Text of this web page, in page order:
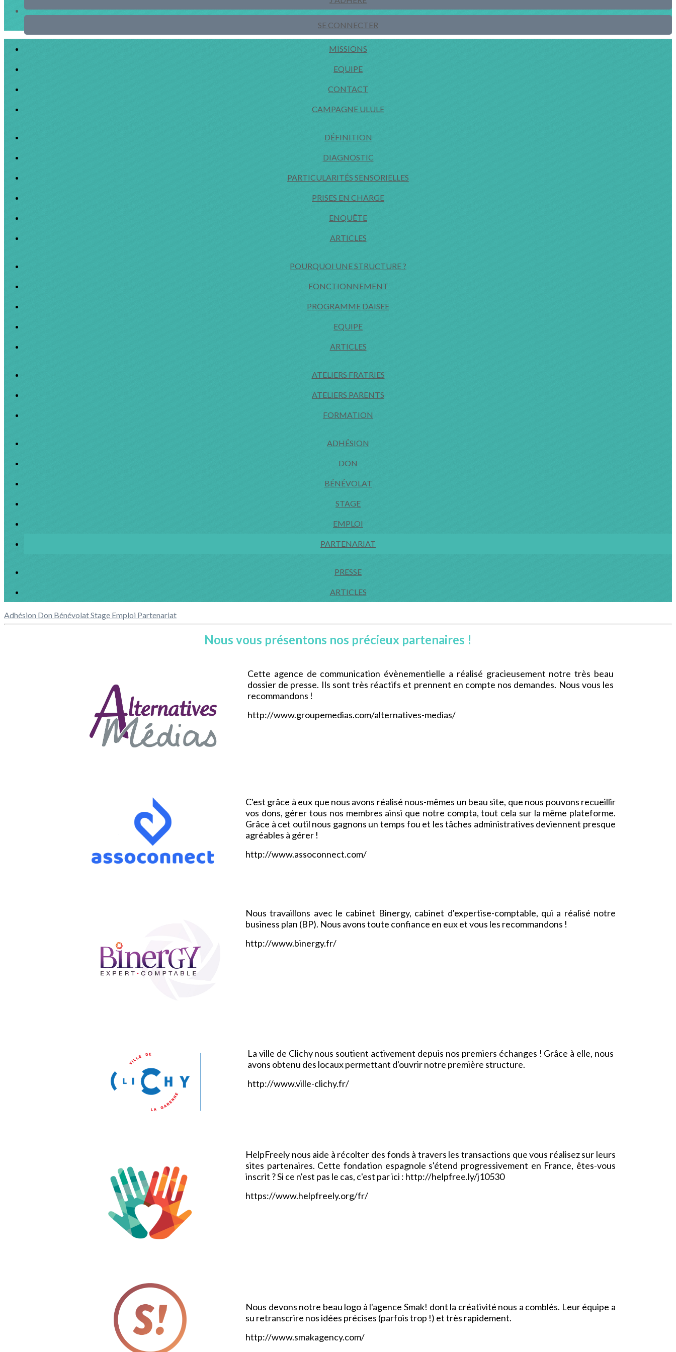
SE CONNECTER
MISSIONS
EQUIPE
CONTACT
CAMPAGNE ULULE
DÉFINITION
DIAGNOSTIC
PARTICULARITÉS SENSORIELLES
PRISES EN CHARGE
ENQUÊTE
ARTICLES
POURQUOI UNE STRUCTURE ?
FONCTIONNEMENT
PROGRAMME DAISEE
EQUIPE
ARTICLES
ATELIERS FRATRIES
ATELIERS PARENTS
FORMATION
ADHÉSION
DON
BÉNÉVOLAT
STAGE
EMPLOI
PARTENARIAT
PRESSE
ARTICLES
Adhésion Don BénévolatStage Emploi Partenariat
Nous vous présentons nos précieux partenaires !
Cette agence de communication évènementielle a réalisé gracieusement notre très beau
dossier de presse. Ils sont très réactifs et prennent en compte nos demandes. Nous vous les
recommandons !
http://www.groupemedias.com/alternatives-medias/
C'est grâce à eux que nous avons réalisé nous-mêmes un beau site, que nous pouvons recueillir
vos dons, gérer tous nos membres ainsi que notre compta, tout cela sur la même plateforme.
Grâce à cet outil nous gagnons un temps fou et les tâches administratives deviennent presque
agréables à gérer !
http://www.assoconnect.com/
Nous travaillons avec le cabinet Binergy, cabinet d'expertise-comptable, qui a réalisé notre
business plan (BP). Nous avons toute confiance en eux et vous les recommandons !
http://www.binergy.fr/
La ville de Clichy nous soutient activement depuis nos premiers échanges ! Grâce à elle, nous
avons obtenu des locaux permettant d'ouvrir notre première structure.
http://www.ville-clichy.fr/
HelpFreely nous aide à récolter des fonds à travers les transactions que vous réalisez sur leurs
sites partenaires. Cette fondation espagnole s'étend progressivement en France, êtes-vous
inscrit ? Si ce n'est pas le cas, c'est par ici : http://helpfree.ly/j10530
https://www.helpfreely.org/fr/
Nous devons notre beau logo à l'agence Smak! dont la créativité nous a comblés. Leur équipe a
su retranscrire nos idées précises (parfois trop !) et très rapidement.
http://www.smakagency.com/